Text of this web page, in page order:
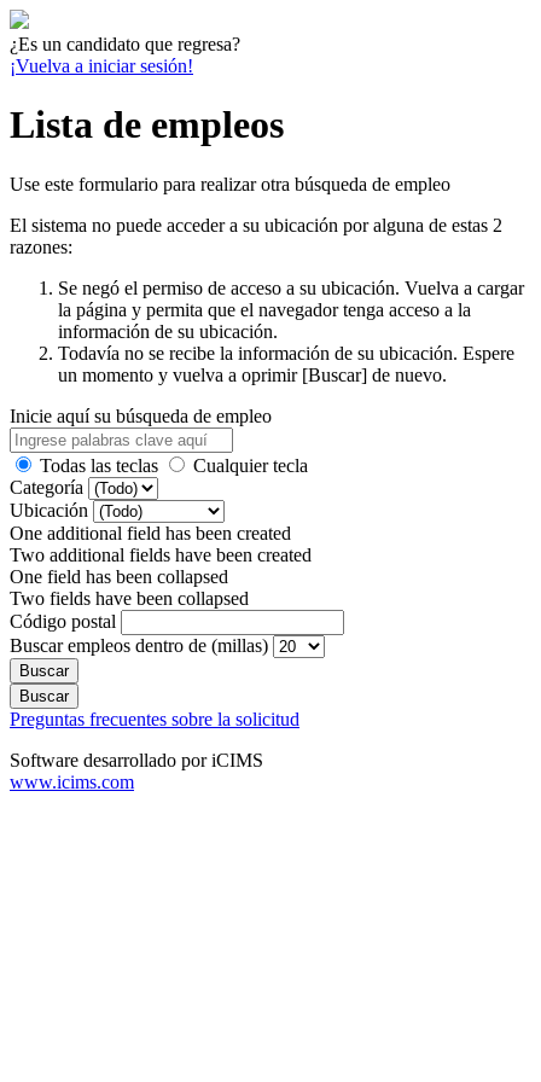
¿Es un candidato que regresa?
¡Vuelva a iniciar sesión!
Lista de empleos
Use este formulario para realizar otra búsqueda de empleo
El sistema no puede acceder a su ubicación por alguna de estas 2
razones:
Se negó el permiso de acceso a su ubicación. Vuelva a cargar
la página y permita que el navegador tenga acceso a la
información de su ubicación.
Todavía no se recibe la información de su ubicación. Espere
un momento y vuelva a oprimir [Buscar] de nuevo.
Inicie aquí su búsqueda de empleo
Todas las teclas
Cualquier tecla
Categoría
Ubicación
One additional field has been created
Two additional fields have been created
One field has been collapsed
Two fields have been collapsed
Código postal
Buscar empleos dentro de (millas)
Preguntas frecuentes sobre la solicitud
Software desarrollado por iCIMS
www.icims.com